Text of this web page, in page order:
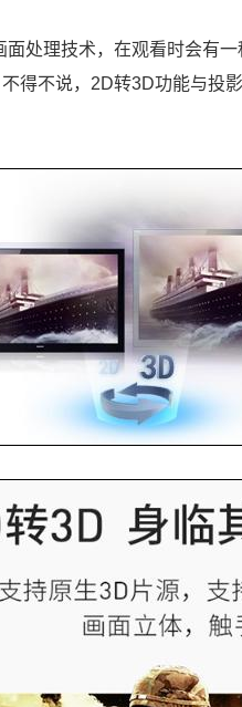
处理技术，在观看时会有
得不说，2D转3D功能与投